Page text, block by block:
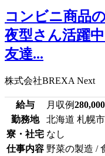
コンビニ商品
夜型さん活躍
友達...
株式会社BREXA Next
給与 月収例280,000
勤務地
北海道 札幌市
寮・社宅 なし
仕事内容 野菜の製造 /